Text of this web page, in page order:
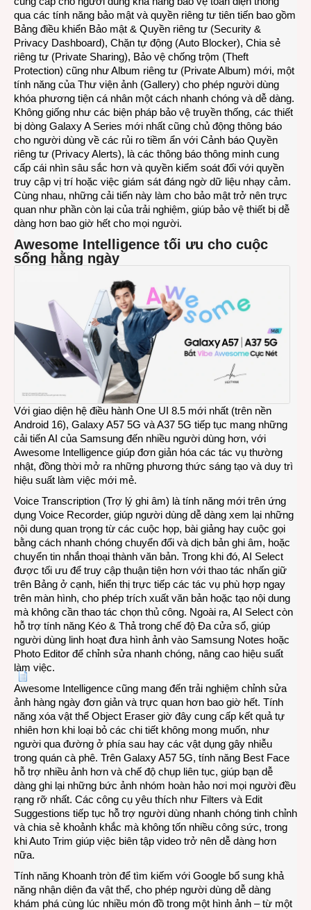
qua các tính năng bảo mật và quyền riêng tư tiên tiến bao gồm
Bảng điều khiển Bảo mật & Quyền riêng tư (Security &
Privacy Dashboard), Chặn tự động (Auto Blocker), Chia sẻ
riêng tư (Private Sharing), Bảo vệ chống trộm (Theft
Protection) cũng như Album riêng tư (Private Album) mới, một
tính năng của Thư viện ảnh (Gallery) cho phép người dùng
khóa phương tiện cá nhân một cách nhanh chóng và dễ dàng.
Không giống như các biện pháp bảo vệ truyền thống, các thiết
bị dòng Galaxy A Series mới nhất cũng chủ động thông báo
cho người dùng về các rủi ro tiềm ẩn với Cảnh báo Quyền
riêng tư (Privacy Alerts), là các thông báo thông minh cung
cấp cái nhìn sâu sắc hơn và quyền kiểm soát đối với quyền
truy cập vị trí hoặc việc giám sát đáng ngờ dữ liệu nhạy cảm.
Cùng nhau, những cải tiến này làm cho bảo mật trở nên trực
quan như phần còn lại của trải nghiệm, giúp bảo vệ thiết bị dễ
dàng hơn bao giờ hết cho mọi người.
Awesome Intelligence tối ưu cho cuộc
sống hằng ngày
Với giao diện hệ điều hành One UI 8.5 mới nhất (trên nền
Android 16), Galaxy A57 5G và A37 5G tiếp tục mang những
cải tiến AI của Samsung đến nhiều người dùng hơn, với
Awesome Intelligence giúp đơn giản hóa các tác vụ thường
nhật, đồng thời mở ra những phương thức sáng tạo và duy trì
hiệu suất làm việc mới mẻ.
Voice Transcription (Trợ lý ghi âm) là tính năng mới trên ứng
dụng Voice Recorder, giúp người dùng dễ dàng xem lại những
nội dung quan trọng từ các cuộc họp, bài giảng hay cuộc gọi
bằng cách nhanh chóng chuyển đổi và dịch bản ghi âm, hoặc
chuyển tin nhắn thoại thành văn bản. Trong khi đó, AI Select
được tối ưu để truy cập thuận tiện hơn với thao tác nhấn giữ
trên Bảng ở cạnh, hiển thị trực tiếp các tác vụ phù hợp ngay
trên màn hình, cho phép trích xuất văn bản hoặc tạo nội dung
mà không cần thao tác chọn thủ công. Ngoài ra, AI Select còn
hỗ trợ tính năng Kéo & Thả trong chế độ Đa cửa sổ, giúp
người dùng linh hoạt đưa hình ảnh vào Samsung Notes hoặc
Photo Editor để chỉnh sửa nhanh chóng, nâng cao hiệu suất
làm việc.
Awesome Intelligence cũng mang đến trải nghiệm chỉnh sửa
ảnh hàng ngày đơn giản và trực quan hơn bao giờ hết. Tính
năng xóa vật thể Object Eraser giờ đây cung cấp kết quả tự
nhiên hơn khi loại bỏ các chi tiết không mong muốn, như
người qua đường ở phía sau hay các vật dụng gây nhiễu
trong quán cà phê. Trên Galaxy A57 5G, tính năng Best Face
hỗ trợ nhiều ảnh hơn và chế độ chụp liên tục, giúp bạn dễ
dàng ghi lại những bức ảnh nhóm hoàn hảo nơi mọi người đều
rạng rỡ nhất. Các công cụ yêu thích như Filters và Edit
Suggestions tiếp tục hỗ trợ người dùng nhanh chóng tinh chỉnh
và chia sẻ khoảnh khắc mà không tốn nhiều công sức, trong
khi Auto Trim giúp việc biên tập video trở nên dễ dàng hơn
nữa.
Tính năng Khoanh tròn để tìm kiếm với Google bổ sung khả
năng nhận diện đa vật thể, cho phép người dùng dễ dàng
khám phá cùng lúc nhiều món đồ trong một hình ảnh – từ một